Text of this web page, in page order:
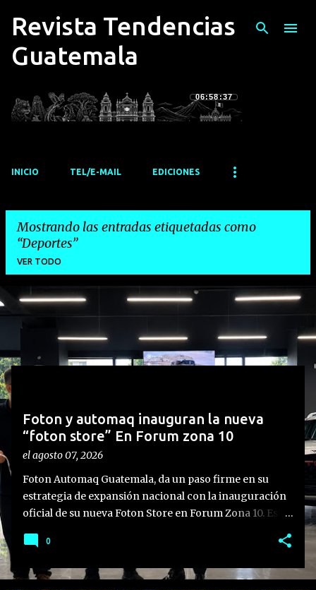
Ir al contenido principal
Revista Tendencias
Guatemala
06:58:38
INICIO TEL/E-MAIL EDICIONES
Mostrando las entradas etiquetadas como
Deportes
VER TODO
E
t
r
a
d
s
Foton y automaq inauguran la nueva
“foton store” En Forum zona 10
elagosto 07, 2026
Foton Automaq Guatemala, da un paso firme en su
estrategia de expansión nacional con la inauguración
oficial de su nueva Foton Store en Forum Zona 10. Este
evolución de la marca, diseñado para ofrecer una
sus clientes. Más que la apertura de una sala de ventas,
0